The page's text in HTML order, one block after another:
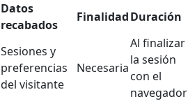
Datos
recabados
FinalidadDuración
Sesiones y
preferencias
del visitante
Necesaria
Al finalizar
la sesión
con el
navegador